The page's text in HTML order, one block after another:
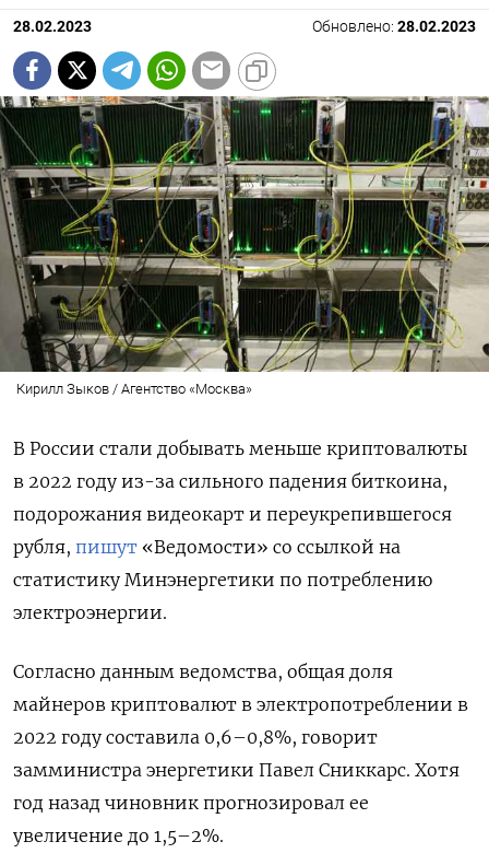
28.02.2023 Обновлено: 28.02.2023
Кирилл Зыков / Агентство «Москва»
В России стали добывать меньше криптовалюты
в 2022 году из-за сильного падения биткоина,
подорожания видеокарт и переукрепившегося
рубля, пишут «Ведомости» со ссылкой на
статистику Минэнергетики по потреблению
электроэнергии.
Согласно данным ведомства, общая доля
майнеров криптовалют в электропотреблении в
2022 году составила 0,6–0,8%, говорит
замминистра энергетики Павел Сниккарс. Хотя
год назад чиновник прогнозировал ее
увеличение до 1,5–2%.